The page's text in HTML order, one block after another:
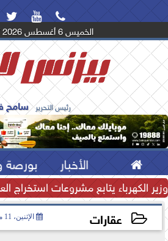
  
الخميس 6 أغسطس 2026
رئيس التحرير سامح
 الأخبار بورصة
النقدي يرتفع إلى...
وزير الكهرباء يتابع مشروعات استخراج
عقارات الإثنين، 11 مايو 2026